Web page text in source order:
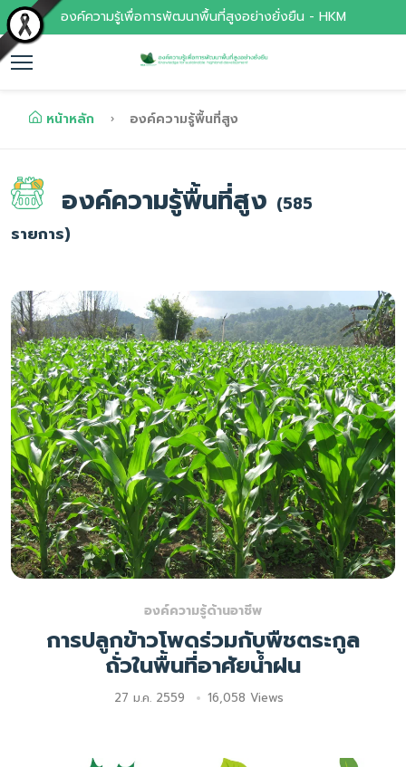
องค์ความรู้เพื่อการพัฒนาพื้นที่สูงอย่างยั่งยืน - HKM
หน้าหลัก องค์ความรู้พื้นที่สูง
องค์ความรู้พื้นที่สูง (585
รายการ)
องค์ความรู้ด้านอาชีพ
การปลูกข้าวโพดร่วมกับพืชตระกูล
ถั่วในพื้นที่อาศัยน้ำฝน
27 ม.ค. 2559 16,058 Views